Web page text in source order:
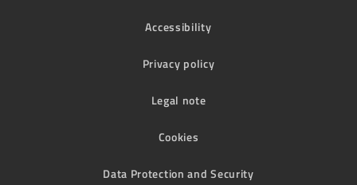
Accessibility
Privacy policy
Legal note
Cookies
Data Protection and Security